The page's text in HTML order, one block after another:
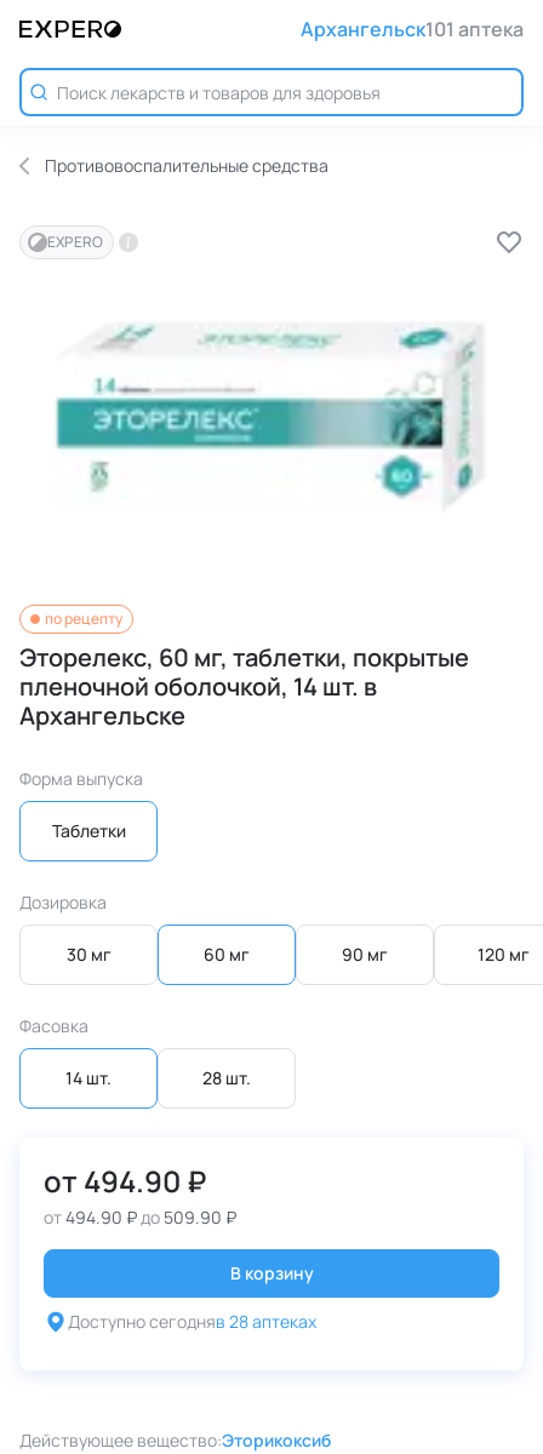
Архангельск101 аптека
Противовоспалительные средства
EXPERO
по рецепту
Эторелекс, 60 мг, таблетки, покрытые
пленочной оболочкой, 14 шт. в
Архангельске
Форма выпуска
Таблетки
Дозировка
30 мг 60 мг 90 мг 120 мг
Фасовка
14 шт. 28 шт.
от 494.90 ₽
от494.90 ₽до 509.90 ₽
В корзину
Доступно сегодняв 28 аптеках
Действующее вещество:Эторикоксиб